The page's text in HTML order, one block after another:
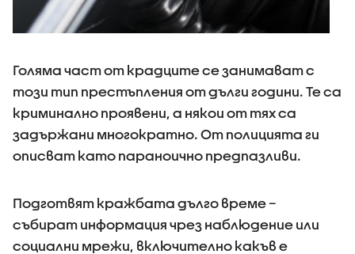
Голяма част от крадците се занимават с
този тип престъпления от дълги години. Те са
криминално проявени, а някои от тях са
задържани многократно. От полицията ги
описват като параноично предпазливи.
Подготвят кражбата дълго време –
събират информация чрез наблюдение или
социални мрежи, включително какъв е